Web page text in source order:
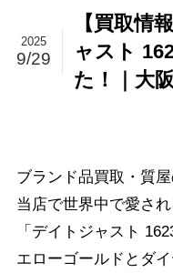
【買取情
ャスト
た！｜大
2025
9/29
ブランド品買取・質
当店で世界中で愛され
「デイトジャスト
エローゴールドとダ